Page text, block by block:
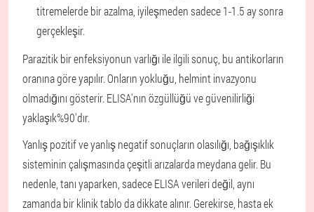
titremelerde bir azalma, iyileşmeden sadece 1-1.5 ay sonra
gerçekleşir.
Parazitik bir enfeksiyonun varlığı ile ilgili sonuç, bu antikorların
oranına göre yapılır. Onların yokluğu, helmint invazyonu
olmadığını gösterir. ELISA'nın özgüllüğü ve güvenilirliği
yaklaşık%90'dır.
Yanlış pozitif ve yanlış negatif sonuçların olasılığı, bağışıklık
sisteminin çalışmasında çeşitli arızalarda meydana gelir. Bu
nedenle, tanı yaparken, sadece ELISA verileri değil, aynı
zamanda bir klinik tablo da dikkate alınır. Gerekirse, hasta ek